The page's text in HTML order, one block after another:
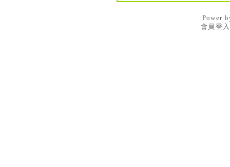
Power
會員登入